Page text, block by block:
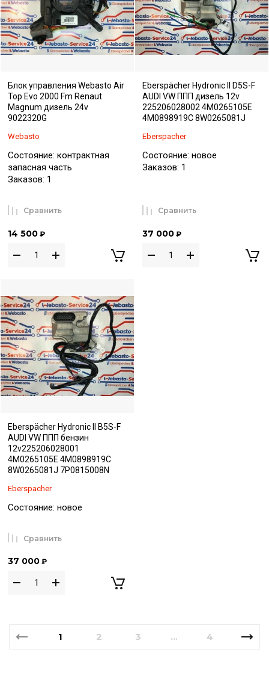
Блок управления Webasto Air
Top Evo 2000 Fm Renaut
Magnum дизель 24v
9022320G
Webasto
Состояние: контрактная
запасная часть
Заказов: 1
14 500 ₽
Сравнить
Eberspächer Hydronic II D5S-F
AUDI VW ППП дизель 12v
225206028002 4M0265105E
4M0898919C 8W0265081J
Eberspacher
Состояние: новое
Заказов: 1
37 000 ₽
Сравнить
Eberspächer Hydronic II B5S-F
AUDI VW ППП бензин
12v225206028001
4M0265105E 4M0898919C
8W0265081J 7P0815008N
Eberspacher
Состояние: новое
37 000 ₽
Сравнить
1 2 3 ... 4